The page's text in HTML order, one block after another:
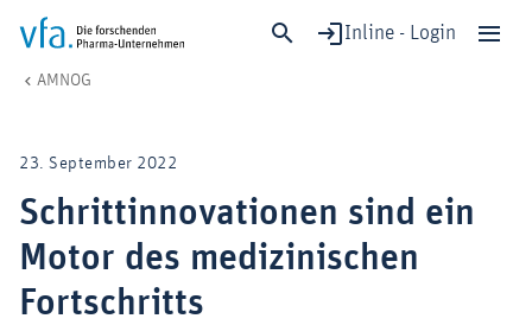
Inline - Login
Forschung & Entwicklung
Gesundheit & Versorgung
Wirtschaft & Standort
Digitalisierung & KI
Verband & Mitglieder
AMNOG
23. September 2022
Schrittinnovationen sind ein
Motor des medizinischen
Fortschritts